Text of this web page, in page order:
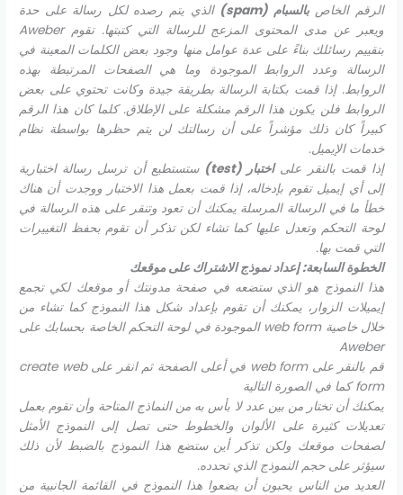
الرقم الخاصبالسبام (spam
) الذي يتم رصده لكل رسالة على حدة
ويعبر عن مدى المحتوى المزعج للرسالة التي كتبتها. تقومAweber
بتقييم رسائلك بناءً على عدة عوامل منها وجود بعض الكلمات المعينة في
الرسالة وعدد الروابط الموجودة وما هي الصفحات المرتبطة بهذه
الروابط. إذا قمت بكتابة الرسالة بطريقة جيدة وكانت تحتوي على بعض
الروابط فلن يكون هذا الرقم مشكلة على الإطلاق. كلما كان هذا الرقم
كبيراً كان ذلك مؤشراً على أن رسالتك لن يتم حظرها بواسطة نظام
خدمات الإيميل.
إذا قمت بالنقر علىاختبار (test
) ستستطيع أن ترسل رسالة اختبارية
إلى أي إيميل تقوم بإدخاله، إذا قمت بعمل هذا الاختبار ووجدت أن هناك
خطأ ما في الرسالة المرسلة يمكنك أن تعود وتنقر على هذه الرسالة في
لوحة التحكم وتعدل عليها كما تشاء لكن تذكر أن تقوم بحفظ التغييرات
التي قمت بها.
الخطوة السابعة: إعداد نموذج الاشتراك على موقعك
هذا النموذج هو الذي ستضعه في صفحة مدونتك أو موقعك لكي تجمع
إيميلات الزوار، يمكنك أن تقوم بإعداد شكل هذا النموذج كما تشاء من
خلال خاصيةweb form الموجودة في لوحة التحكم الخاصة بحسابك على
Aweber
قم بالنقر علىweb form في أعلى الصفحة ثم انقر علىcreate web
formكما في الصورة التالية
يمكنك أن تختار من بين عدد لا بأس به من النماذج المتاحة وأن تقوم بعمل
تعديلات كثيرة على الألوان والخطوط حتى تصل إلى النموذج الأمثل
لصفحات موقعك ولكن تذكر أين ستضع هذا النموذج بالضبط لأن ذلك
سيؤثر على حجم النموذج الذي تحدده.
العديد من الناس يحبون أن يضعوا هذا النموذج في القائمة الجانبية من